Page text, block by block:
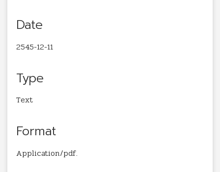
Date
2545-12-11
Type
Text
Format
Application/pdf.